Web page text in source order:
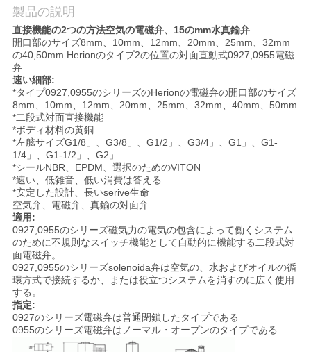
達
に
連
絡
し
な
さ
い
引
用
を
要
製品の説明
直接機能の2つの方法空気の電磁弁、15のmm水真鍮弁
開口部のサイズ8mm、10mm、12mm、20mm、25mm、32mm
の40,50mm Herionのタイプ2の位置の対面直動式0927,0955電磁
弁
速い細部:
*タイプ0927,0955のシリーズのHerionの電磁弁の開口部のサイズ
8mm、10mm、12mm、20mm、25mm、32mm、40mm、50mm
*二段式対面直接機能
*ボディ材料の黄銅
*左舷サイズG1/8」、G3/8」、G1/2」、G3/4」、G1」、G1-
1/4」、G1-1/2」、G2」
*シールNBR、EPDM、選択のためのVITON
*速い、低雑音、低い消費は答える
*安定した設計、長いserive生命
空気弁、電磁弁、真鍮の対面弁
適用:
0927,0955のシリーズ磁気力の電気の包含によって働くシステム
のために不規則なスイッチ機能として自動的に機能する二段式対
面電磁弁。
0927,0955のシリーズsolenoida弁は空気の、水およびオイルの循
環方式で接続するか、または役立つシステムを消すのに広く使用
する。
指定:
0927のシリーズ電磁弁は普通閉鎖したタイプである
0955のシリーズ電磁弁はノーマル・オープンのタイプである